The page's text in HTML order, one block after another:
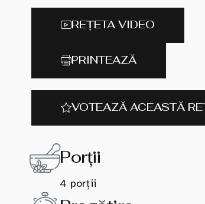
REȚETA VIDEO
PRINTEAZĂ
VOTEAZĂ ACEASTĂ
Porții
4 porții